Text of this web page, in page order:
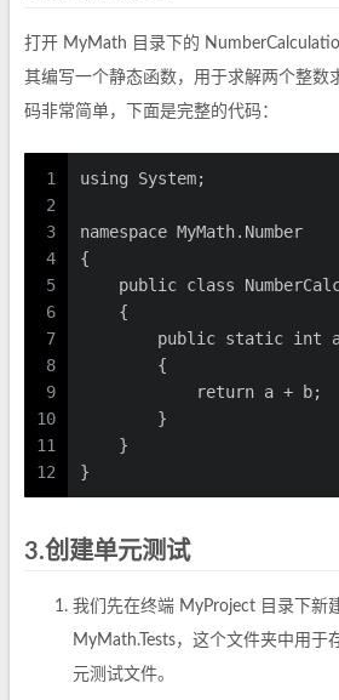
打开 MyMath 目录下的
其编写一个静态函数，用于求解两个整数
码非常简单，下面是完整的代码：
1
2
3
4
5
6
7
8
9
10
11
12
using System;
namespace MyMath.Number
{
public class
    {
public static int
        {
            return a + b;
        }
    }
}
3.创建单元测试
我们先在终端 MyProject 目录下新
MyMath.Tests，这个文件夹中用
元测试文件。